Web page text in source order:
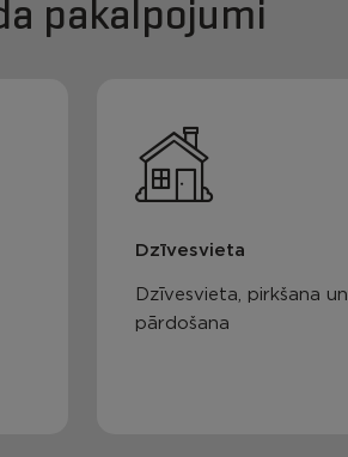
pakalpojumi
Dzīvesvieta
Dzīvesvieta, pirkšana un
pārdošana